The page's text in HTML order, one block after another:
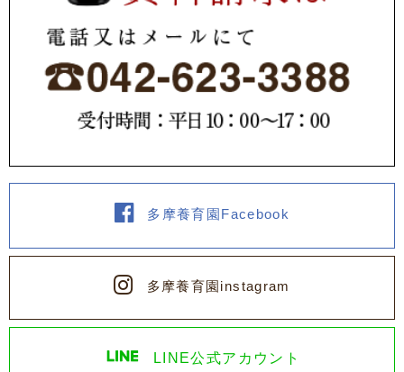
多摩養育園Facebook
多摩養育園instagram
LINE公式アカウント